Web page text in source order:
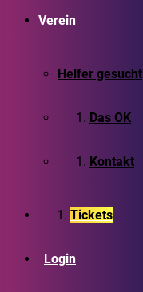
Verein
Helfer gesucht
Das OK
Kontakt
Tickets
Login